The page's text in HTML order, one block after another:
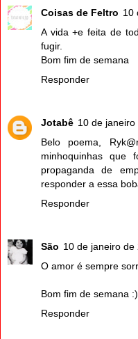
Coisas de Feltro 10
A vida +e feita de
fugir.
Bom fim de semana
Responder
Jotabê 10 de
Belo poema,
minhoquinhas que
propaganda de
responder a essa
Responder
São 10 de janeiro de
O amor é sempre
Bom fim de semana :)
Responder